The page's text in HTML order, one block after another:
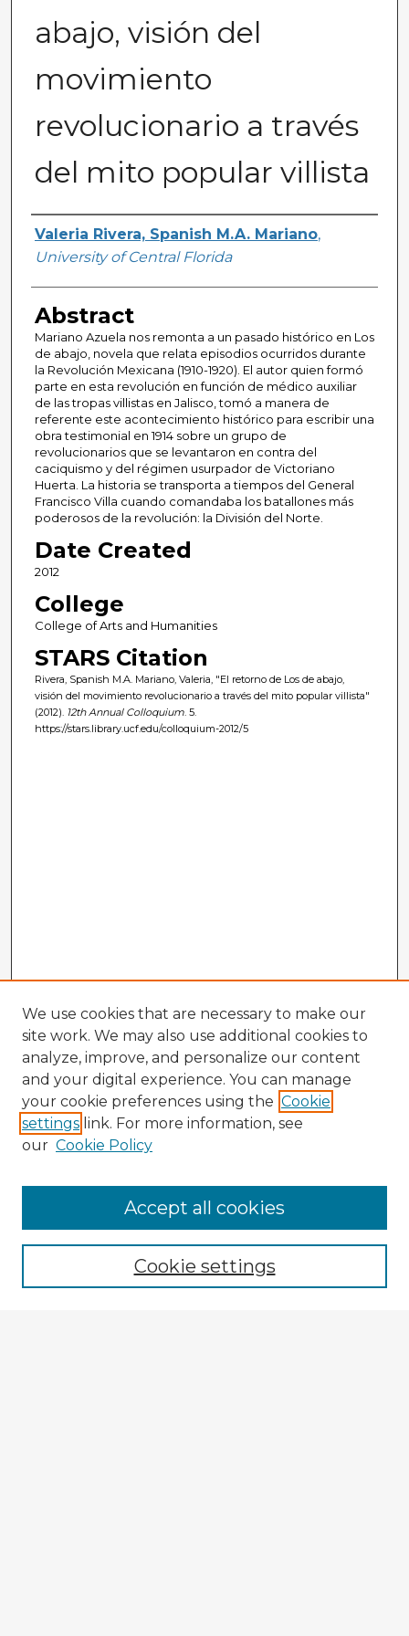
abajo, visión del
movimiento
revolucionario a través
del mito popular villista
Author(s)
Valeria Rivera, Spanish M.A. Mariano,
University of Central Florida
Abstract
Mariano Azuela nos remonta a un pasado histórico en Los
de abajo, novela que relata episodios ocurridos durante
la Revolución Mexicana (1910-1920). El autor quien formó
parte en esta revolución en función de médico auxiliar
de las tropas villistas en Jalisco, tomó a manera de
referente este acontecimiento histórico para escribir una
obra testimonial en 1914 sobre un grupo de
revolucionarios que se levantaron en contra del
caciquismo y del régimen usurpador de Victoriano
Huerta. La historia se transporta a tiempos del General
Francisco Villa cuando comandaba los batallones más
poderosos de la revolución: la División del Norte.
Date Created
2012
College
College of Arts and Humanities
STARS Citation
Rivera, Spanish M.A. Mariano, Valeria, "El retorno de Los de abajo,
visión del movimiento revolucionario a través del mito popular villista"
(2012). 12th Annual Colloquium. 5.
https://stars.library.ucf.edu/colloquium-2012/5
Enter search terms:
We use cookies that are necessary to make our
site work. We may also use additional cookies to
analyze, improve, and personalize our content
and your digital experience. You can manage
your cookie preferences using the Cookie
settings link. For more information, see
our Cookie Policy
Cookie settings
Accept all cookies